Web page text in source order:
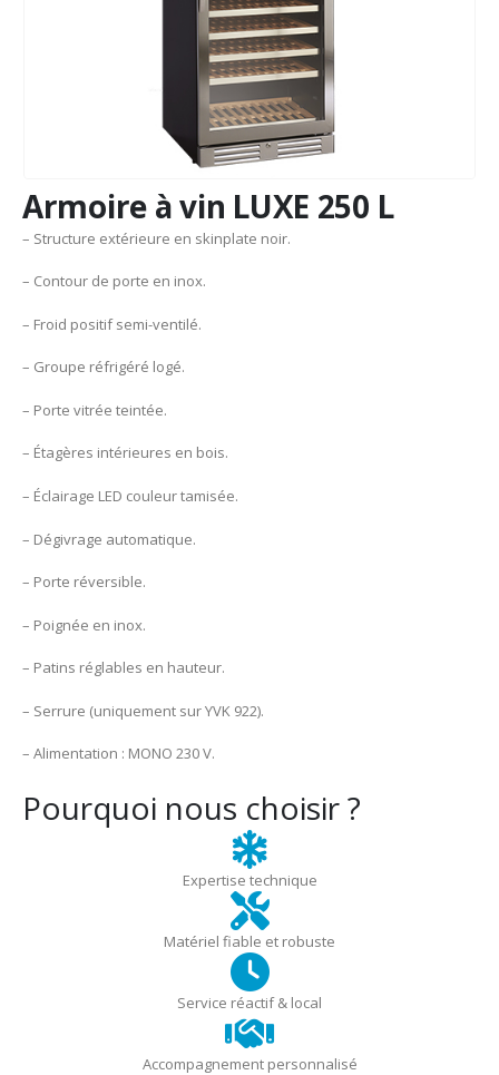
Armoire à vin LUXE 250 L
– Structure extérieure en skinplate noir.
– Contour de porte en inox.
– Froid positif semi-ventilé.
– Groupe réfrigéré logé.
– Porte vitrée teintée.
– Étagères intérieures en bois.
– Éclairage LED couleur tamisée.
– Dégivrage automatique.
– Porte réversible.
– Poignée en inox.
– Patins réglables en hauteur.
– Serrure (uniquement sur YVK 922).
– Alimentation : MONO 230 V.
Pourquoi nous choisir ?
Expertise technique
Matériel fiable et robuste
Service réactif & local
Accompagnement personnalisé